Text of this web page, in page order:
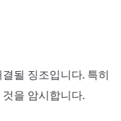
될 징조입니다. 특히
을 암시합니다.